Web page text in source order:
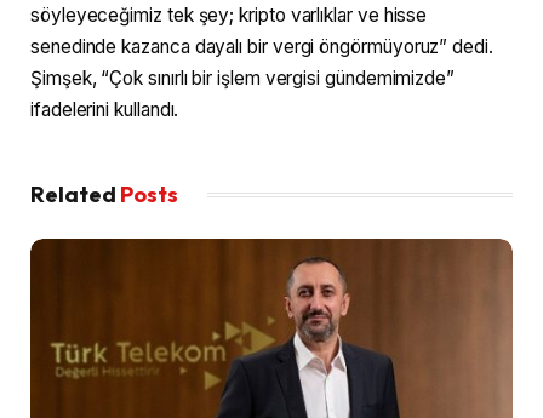
söyleyeceğimiz tek şey; kripto varlıklar ve hisse
senedinde kazanca dayalı bir vergi öngörmüyoruz” dedi.
Şimşek, “Çok sınırlı bir işlem vergisi gündemimizde”
ifadelerini kullandı.
Related Posts